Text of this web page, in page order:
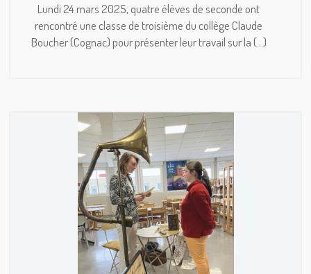
Lundi 24 mars 2025, quatre élèves de seconde ont
rencontré une classe de troisième du collège Claude
Boucher (Cognac) pour présenter leur travail sur la (...)